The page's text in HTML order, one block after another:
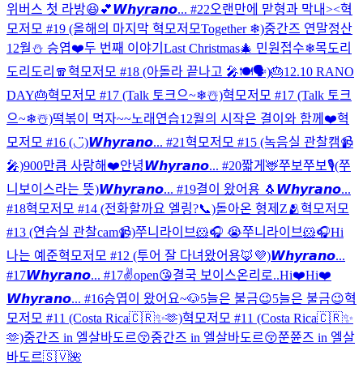
위버스 첫 라방😆💕𝙒𝙝𝙮𝙧𝙖𝙣𝙤... #22오랜만에 맏형과 막내><혁
모저모 #19 (올해의 마지막 혁모저모Together ❄)중간즈 연말정산
12월⛄️ 승엽❤️두 번째 이야기 Last Christmas🎄 민원접수❄목도리
도리도리🧣혁모저모 #18 (아돌라 끝나고 🎤🍽🗣)🎂12.10 RANO
DAY🎂혁모저모 #17 (Talk 토크으~❄☃️)혁모저모 #17 (Talk 토크
으~❄☃️)떡볶이 먹자~~노래연습12월의 시작은 결이와 함께❤️혁
모저모 #16 (◡̈)𝙒𝙝𝙮𝙧𝙖𝙣𝙤... #21혁모저모 #15 (녹음실 관찰캠📹
🎤)900만큼 사랑해❤️안녕𝙒𝙝𝙮𝙧𝙖𝙣𝙤... #20짧게🦌쭈보쭈보🎙️(쭈
니보이스라는 뜻)𝙒𝙝𝙮𝙧𝙖𝙣𝙤... #19결이 왔어용 🐧 𝙒𝙝𝙮𝙧𝙖𝙣𝙤...
#18혁모저모 #14 (전화할까요 엘링?📞)돌아온 형제Z🫂혁모저모
#13 (연습실 관찰cam📹)쭈니라이브🐹🎧 😭쭈니라이브🐹🎧Hi
나는 예준혁모저모 #12 (투어 잘 다녀왔어용🦊💜)𝙒𝙝𝙮𝙧𝙖𝙣𝙤...
#17𝙒𝙝𝙮𝙧𝙖𝙣𝙤... #17✌️open😘결국 보이스온리로..Hi❤️Hi❤️
𝙒𝙝𝙮𝙧𝙖𝙣𝙤... #16승엽이 왔어요~🐶5늘은 불금😉5늘은 불금😉혁
모저모 #11 (Costa Rica🇨🇷✨🫶)혁모저모 #11 (Costa Rica🇨🇷✨
🫶)중간즈 in 엘살바도르😚중간즈 in 엘살바도르😚쭌쮼즈 in 엘살
바도르🇸🇻🌺